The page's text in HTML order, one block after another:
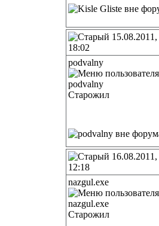
15.08.2011,
18:02
podvalny
Старожил
16.08.2011,
12:18
nazgul.exe
Старожил